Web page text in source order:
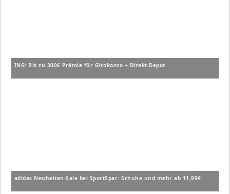
ING: Bis zu 300€ Prämie für Girokonto + Direkt-Depot
adidas Neuheiten-Sale bei SportSpar: Schuhe und mehr ab 11,99€